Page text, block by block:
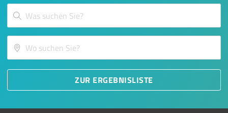
ZUR ERGEBNISLISTE